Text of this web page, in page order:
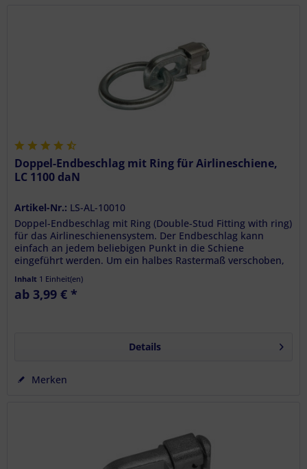
Doppel-Endbeschlag mit Ring für Airlineschiene,
LC 1100 daN
Artikel-Nr.: LS-AL-10010
Doppel-Endbeschlag mit Ring (Double-Stud Fitting with ring)
für das Airlineschienensystem. Der Endbeschlag kann
einfach an jedem beliebigen Punkt in die Schiene
eingeführt werden. Um ein halbes Rastermaß verschoben,
Inhalt 1 Einheit(en)
ab 3,99 € *
Details
Merken